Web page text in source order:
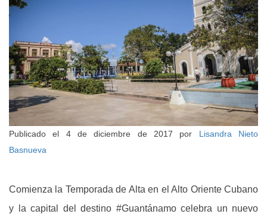
Publicado el 4 de diciembre de 2017 por Lisandra Nieto
Basnueva
Comienza la Temporada de Alta en el Alto Oriente Cubano
y la capital del destino #Guantánamo celebra un nuevo